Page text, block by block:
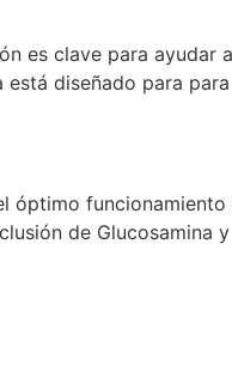
es clave para ayudar
diseñado para
óptimo funcionamiento
de Glucosamina y